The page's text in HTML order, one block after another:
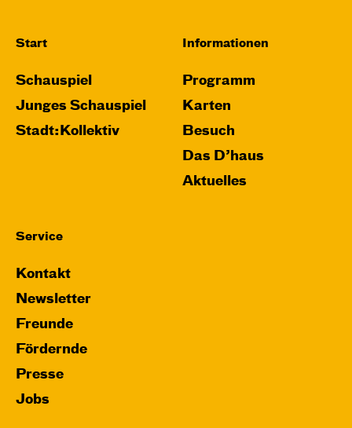
Start
Schauspiel
Junges Schauspiel
Stadt:Kollektiv
Informationen
Programm
Karten
Besuch
Das D’haus
Aktuelles
Service
Kontakt
Newsletter
Freunde
Fördernde
Presse
Jobs